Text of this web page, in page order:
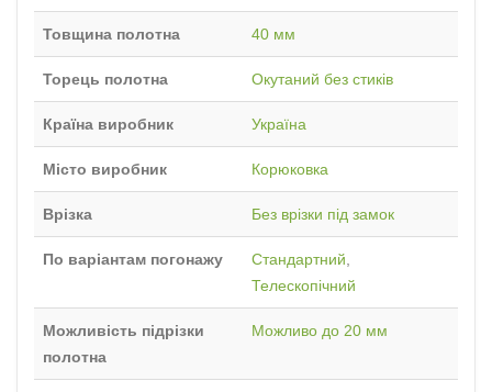
Товщина полотна 40 мм
Торець полотна Окутаний без стиків
Країна виробник Україна
Місто виробник Корюковка
Врізка Без врізки під замок
По варіантам погонажу Стандартний,
Телескопічний
Можливість підрізки
полотна
Можливо до 20 мм